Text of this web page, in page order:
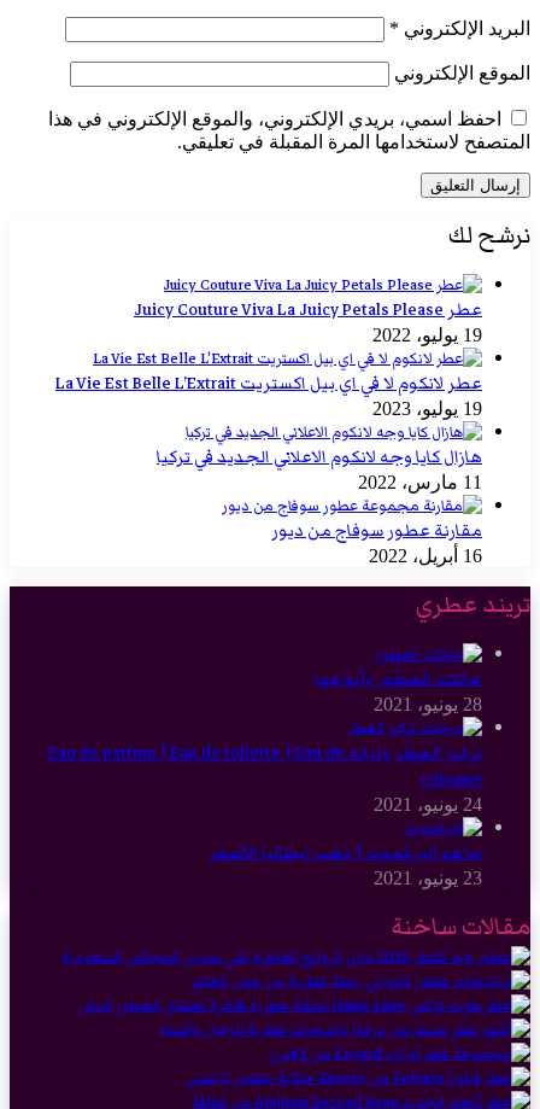
البريد الإلكتروني *
الموقع الإلكتروني
احفظ اسمي، بريدي الإلكتروني، والموقع الإلكتروني في هذا
المتصفح لاستخدامها المرة المقبلة في تعليقي.
نرشح لك
عطر Juicy Couture Viva La Juicy Petals Please
19 يوليو، 2022
عطر لانكوم لا في اي بيل اكستريت La Vie Est Belle L’Extrait
19 يوليو، 2023
هازال كايا وجه لانكوم الاعلاني الجديد في تركيا
11 مارس، 2022
مقارنة عطور سوفاج من ديور
16 أبريل، 2022
تريند عطري
عائلات العطور وأنواعها
28 يونيو، 2021
تركيز العطر وثباته Eau de parfum | Eau de toilette | Eau de
cologne
24 يونيو، 2021
ما هو البرغموت | ذهب إيطاليا الأصفر
23 يونيو، 2021
مقالات ساخنة